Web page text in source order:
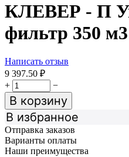
КЛЕВЕР - П
фильтр 350 м3
Написать отзыв
9 397.50 ₽
+
−
В корзину
В избранное
Отправка заказов
Варианты оплаты
Наши преимущества